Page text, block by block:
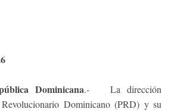
Dominicana.- La dirección
Dominicano (PRD) y su